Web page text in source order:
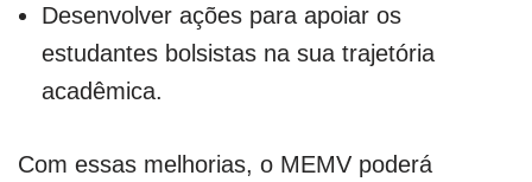
Desenvolver ações para apoiar os
estudantes bolsistas na sua trajetória
acadêmica.
Com essas melhorias, o MEMV poderá